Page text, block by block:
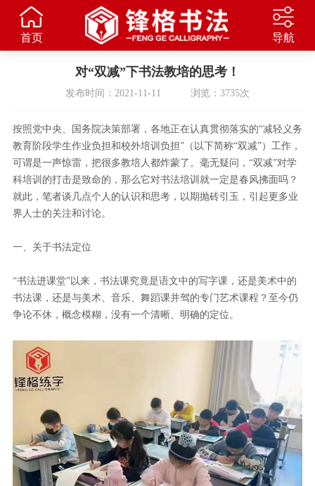
首页 导航
对“双减”下书法教培的思考！
发布时间：2021-11-11 浏览：3735次
按照党中央、国务院决策部署，各地正在认真贯彻落实的“减轻义务
教育阶段学生作业负担和校外培训负担”（以下简称“双减”）工作，
可谓是一声惊雷，把很多教培人都炸蒙了。毫无疑问，“双减”对学
科培训的打击是致命的，那么它对书法培训就一定是春风拂面吗？
就此，笔者谈几点个人的认识和思考，以期抛砖引玉，引起更多业
界人士的关注和讨论。
一、关于书法定位
“书法进课堂”以来，书法课究竟是语文中的写字课，还是美术中的
书法课，还是与美术、音乐、舞蹈课并驾的专门艺术课程？至今仍
争论不休，概念模糊，没有一个清晰、明确的定位。